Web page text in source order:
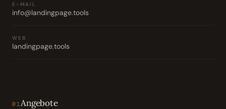
E-MAIL
info@landingpage.tools
WEB
landingpage.tools
01 Angebote